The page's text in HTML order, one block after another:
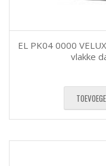
EL PK04 0000
vlakke